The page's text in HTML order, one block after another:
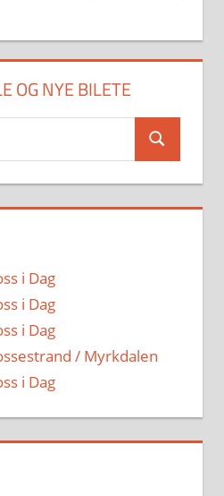
OG NYE BILETE
Search
i Dag
i Dag
i Dag
/ Myrkdalen
i Dag